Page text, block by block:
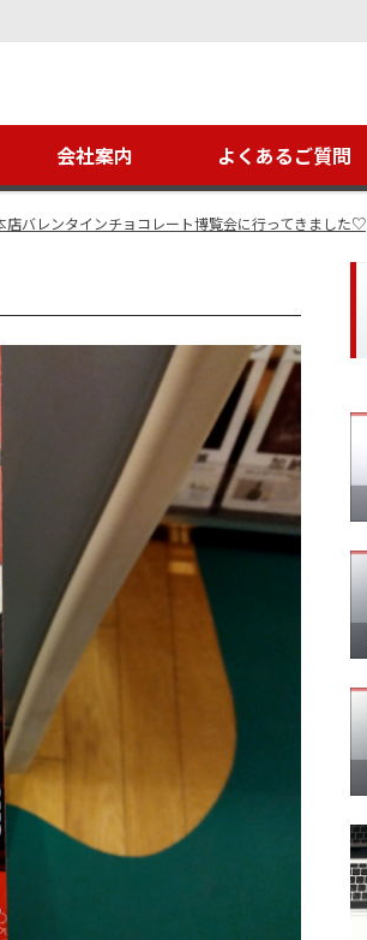
会社案内 よくあるご質問
店バレンタインチョコレート博覧会に行ってきました♡